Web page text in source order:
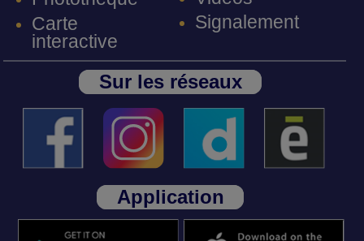
Carte
interactive
Signalement
Sur les réseaux
Application